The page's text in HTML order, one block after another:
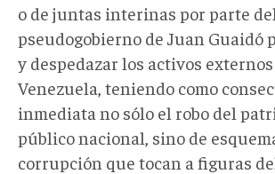
o de juntas interinas por parte del
pseudogobierno de Juan Guaidó
y despedazar los activos
Venezuela, teniendo como
inmediata no sólo el robo del
público nacional, sino de
corrupción que tocan a figuras